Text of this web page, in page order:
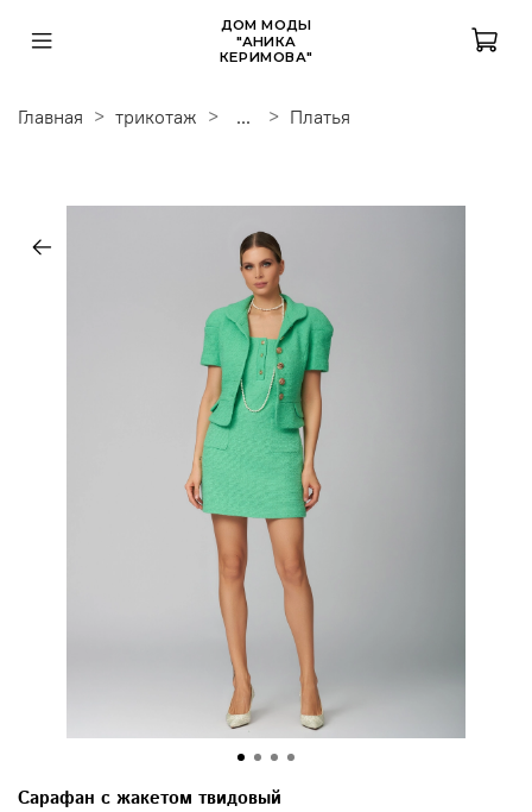
ДОМ МОДЫ
"АНИКА
КЕРИМОВА"
Главная трикотаж ... Платья
Сарафан с жакетом твидовый